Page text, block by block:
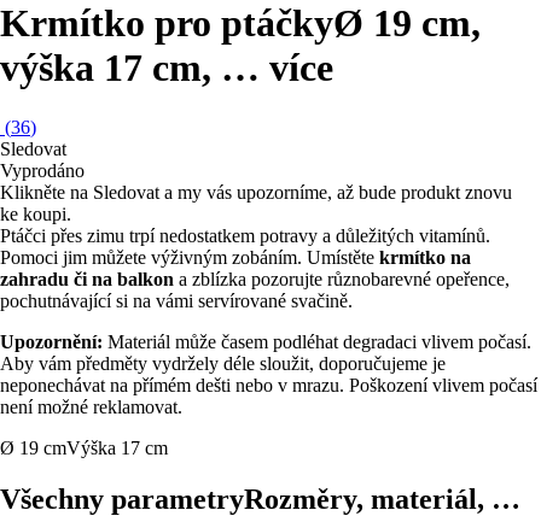
Krmítko pro ptáčkyØ 19 cm,
výška 17 cm, … více
(36)
Sledovat
Vyprodáno
Klikněte na Sledovat a my vás upozorníme, až bude produkt znovu
ke koupi.
Ptáčci přes zimu trpí nedostatkem potravy a důležitých vitamínů.
Pomoci jim můžete výživným zobáním. Umístěte krmítko na
zahradu či na balkon a zblízka pozorujte různobarevné opeřence,
pochutnávající si na vámi servírované svačině.
Upozornění: Materiál může časem podléhat degradaci vlivem počasí.
Aby vám předměty vydržely déle sloužit, doporučujeme je
neponechávat na přímém dešti nebo v mrazu. Poškození vlivem počasí
není možné reklamovat.
Ø 19 cmVýška 17 cm
Všechny parametryRozměry, materiál, …